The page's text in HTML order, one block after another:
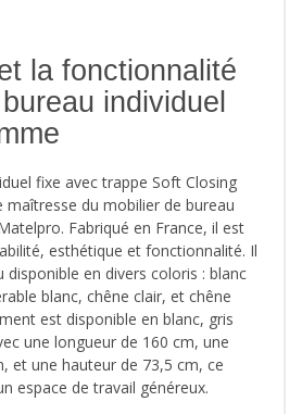
la fonctionnalité
individuel
fixe avec trappe Soft Closing
maîtresse du mobilier de bureau
Fabriqué en France, il est
esthétique et fonctionnalité. Il
en divers coloris : blanc
blanc, chêne clair, et chêne
est disponible en blanc, gris
une longueur de 160 cm, une
et une hauteur de 73,5 cm, ce
espace de travail généreux.